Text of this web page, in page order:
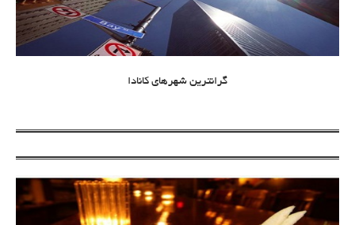
گرانترین شهرهای کانادا